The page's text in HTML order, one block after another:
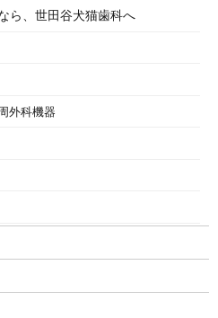
ら、世田谷犬猫歯科へ
外科機器